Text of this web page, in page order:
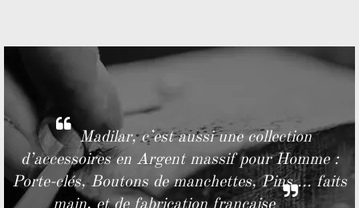
Madilar, c’est aussi une collection
d’accessoires en Argent massif pour Homme :
Porte-clés, Boutons de manchettes, Pins ... faits